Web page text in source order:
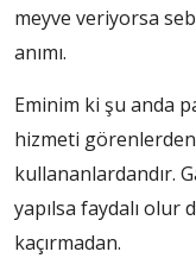
meyve veriyorsa
anımı.
Eminim ki şu anda
hizmeti
kullananlardandır.
yapılsa faydalı olur
kaçırmadan.